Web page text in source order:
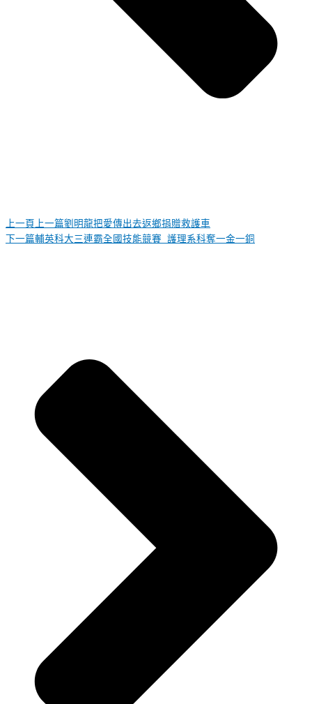
上一頁 上一篇劉明龍把愛傳出去返鄉捐贈救護車
下一篇輔英科大三連霸全國技能競賽 護理系科奪一金一銅